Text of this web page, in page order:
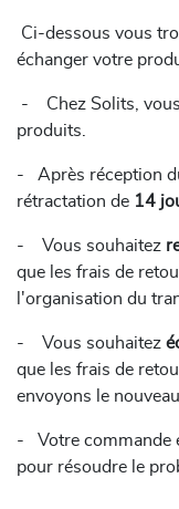
Ci-dessous vous
échanger votre
- Chez Solits,
produits.
-
Après réception
rétractation de 14
- Vous souhaitez
que les frais de
l'organisation du
- Vous souhaitez
que les frais de
envoyons le
- Votre commande
pour résoudre le